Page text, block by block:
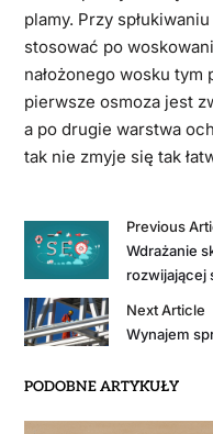
plamy. Przy
stosować po
nałożonego wosku
pierwsze osmoza jest
a po drugie warstwa
tak nie zmyje się tak
Previous
Wdrażanie
rozwijającej
Next Article
Wynajem
PODOBNE ARTYKUŁY